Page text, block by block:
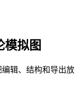
模拟图
辑、结构和导出放